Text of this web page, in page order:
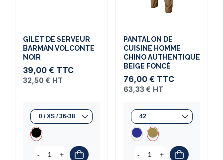
GILET DE SERVEUR
BARMAN VOLCONTE
NOIR
39,00 € TTC
32,50 € HT
- +
PANTALON DE
CUISINE HOMME
CHINO AUTHENTIQUE
BEIGE FONCÉ
76,00 € TTC
63,33 € HT
- +